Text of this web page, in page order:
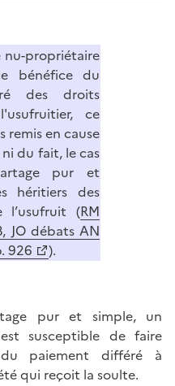
nu-propriétaire
bénéfice du
des droits
ce
remis en cause
du fait, le cas
pur et
héritiers des
l’usufruit (RM
JO débats AN
926
).
pur et simple, un
susceptible de faire
paiement différé à
qui reçoit la soulte.